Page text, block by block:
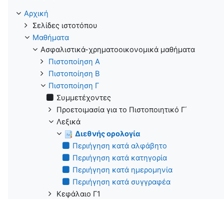
Αρχική
Σελίδες ιστοτόπου
Μαθήματα
Ασφαλιστικά-χρηματοοικονομικά μαθήματα
Πιστοποίηση Α
Πιστοποίηση B
Πιστοποίηση Γ
Συμμετέχοντες
Προετοιμασία για το Πιστοποιητικό Γ΄
Λεξικά
Διεθνής ορολογία
Περιήγηση κατά αλφάβητο
Περιήγηση κατά κατηγορία
Περιήγηση κατά ημερομηνία
Περιήγηση κατά συγγραφέα
Κεφάλαιο Γ1